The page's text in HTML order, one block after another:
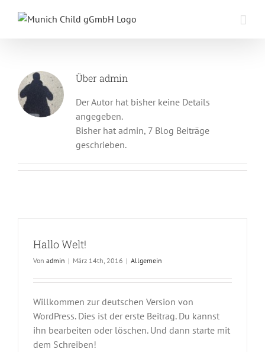
Inhalt
Über admin
Der Autor hat bisher keine Details
angegeben.
Bisher hat admin, 7 Blog Beiträge
geschrieben.
Hallo Welt!
Von admin | März 14th, 2016 | Allgemein
Willkommen zur deutschen Version von
WordPress. Dies ist der erste Beitrag. Du kannst
ihn bearbeiten oder löschen. Und dann starte mit
dem Schreiben!